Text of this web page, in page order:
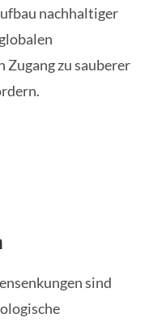
nachhaltiger
Zugang zu sauberer
sind